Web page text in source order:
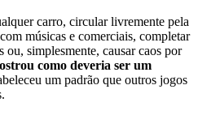
carro, circular livremente pela
músicas e comerciais, completar
ou, simplesmente, causar caos por
como deveria ser um
um padrão que outros jogos